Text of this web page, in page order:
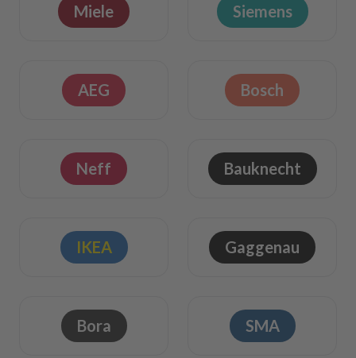
Miele Siemens
AEG Bosch
Neff Bauknecht
IKEA Gaggenau
Bora SMA